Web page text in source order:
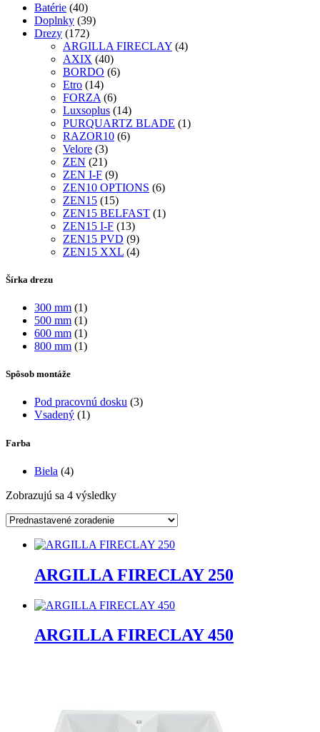
Batérie (40)
Doplnky (39)
Drezy (172)
ARGILLA FIRECLAY (4)
AXIX (40)
BORDO (6)
Etro (14)
FORZA (6)
Luxsoplus (14)
PURQUARTZ BLADE (1)
RAZOR10 (6)
Velore (3)
ZEN (21)
ZEN I-F (9)
ZEN10 OPTIONS (6)
ZEN15 (15)
ZEN15 BELFAST (1)
ZEN15 I-F (13)
ZEN15 PVD (9)
ZEN15 XXL (4)
Šírka drezu
300 mm (1)
500 mm (1)
600 mm (1)
800 mm (1)
Spôsob montáže
Pod pracovnú dosku (3)
Vsadený (1)
Farba
Biela (4)
Zobrazujú sa 4 výsledky
ARGILLA FIRECLAY 250
ARGILLA FIRECLAY 450